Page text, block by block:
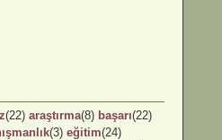
(22) araştırma(8) başarı(22)
(3) eğitim(24)